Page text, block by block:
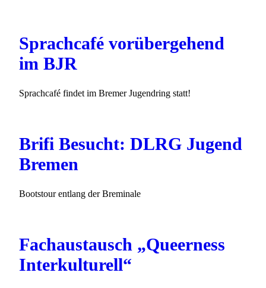
Sprachcafé vorübergehend
im BJR
Sprachcafé findet im Bremer Jugendring statt!
Brifi Besucht: DLRG Jugend
Bremen
Bootstour entlang der Breminale
Fachaustausch „Queerness
Interkulturell“